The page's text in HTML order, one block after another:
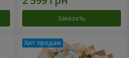
Заказать